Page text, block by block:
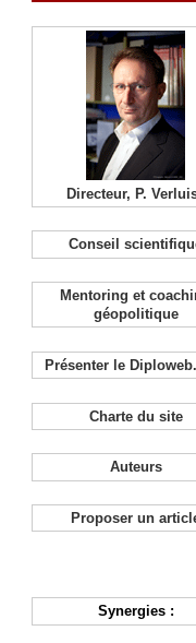
Directeur, P.
Conseil
Mentoring et
géopolitique
Présenter le
Charte du site
Auteurs
Proposer un
Synergies :